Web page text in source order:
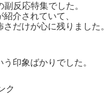
反応特集でした。
介されていて、
だけが心に残りました。
印象ばかりでした。
ク